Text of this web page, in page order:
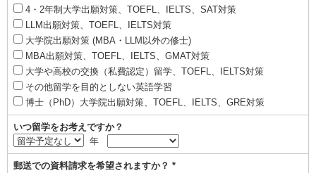
4・2年制大学出願対策、TOEFL、IELTS、SAT対策
LLM出願対策、TOEFL、IELTS対策
大学院出願対策 (MBA・LLM以外の修士)
MBA出願対策、TOEFL、IELTS、GMAT対策
大学や高校の交換（私費認定）留学、TOEFL、IELTS対策
その他留学を目的としない英語学習
博士（PhD）大学院出願対策、TOEFL、IELTS、GRE対策
いつ留学をお考えですか？
年
郵送での資料請求を希望されますか？ *